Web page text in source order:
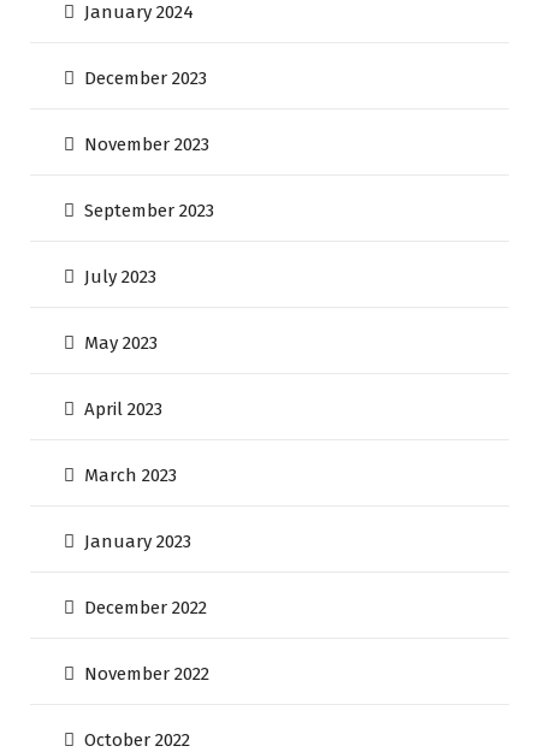
January 2024
December 2023
November 2023
September 2023
July 2023
May 2023
April 2023
March 2023
January 2023
December 2022
November 2022
October 2022